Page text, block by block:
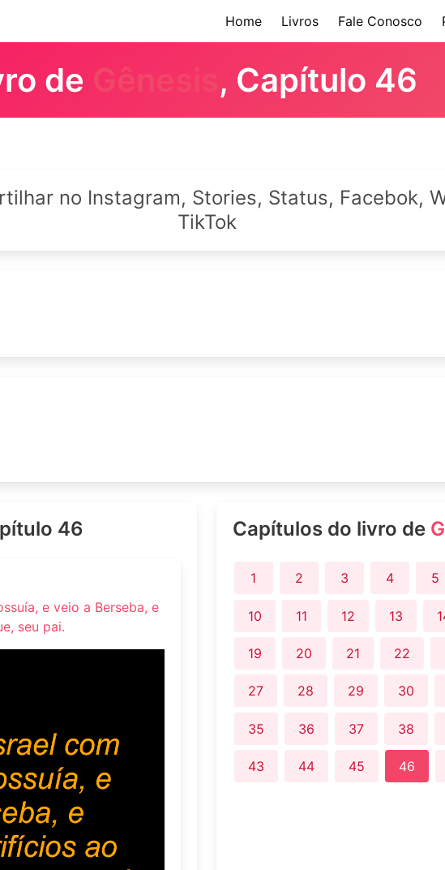
Home Livros Fale Conosco
de Gênesis , Capítulo 46
no Instagram, Stories, Status, Facebok,
TikTok
46
e veio a Berseba, e
seu pai.
Capítulos do livro de
1 2 3 4 5
10 11 12 13
19 20 21 22
27 28 29 30
35 36 37 38
43 44 45 46